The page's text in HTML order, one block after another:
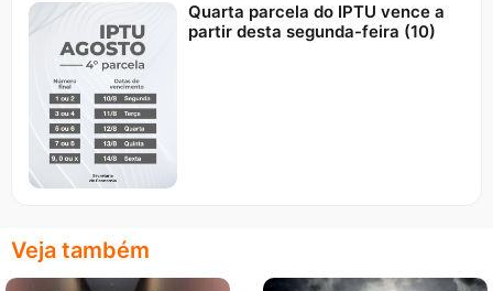
Quarta parcela do IPTU vence a
partir desta segunda-feira (10)
Veja também